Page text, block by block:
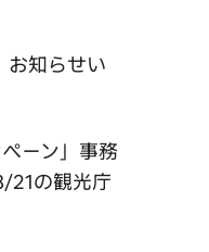
お知らせい
ーン」事務
21の観光庁